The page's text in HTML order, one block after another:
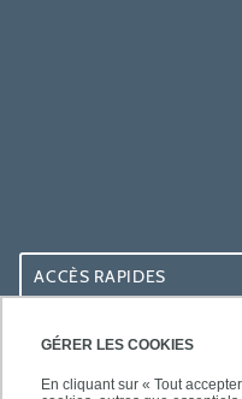
GÉRER LES COOKIES
En cliquant sur « Tout
ACCÈS RAPIDES
ACCÈS PRATIQUES